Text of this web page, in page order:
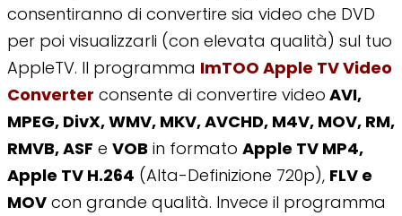
consentiranno di convertire sia video che DVD
per poi visualizzarli (con elevata qualità) sul tuo
AppleTV. Il programma ImTOO Apple TV Video
Converter consente di convertire video AVI,
MPEG, DivX, WMV, MKV, AVCHD, M4V, MOV, RM,
RMVB, ASF e VOB in formato Apple TV MP4,
Apple TV H.264 (Alta-Definizione 720p), FLV e
MOV con grande qualità. Invece il programma